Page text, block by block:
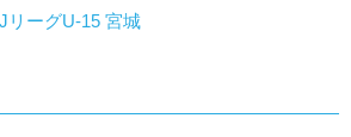
リーグU-15 宮城